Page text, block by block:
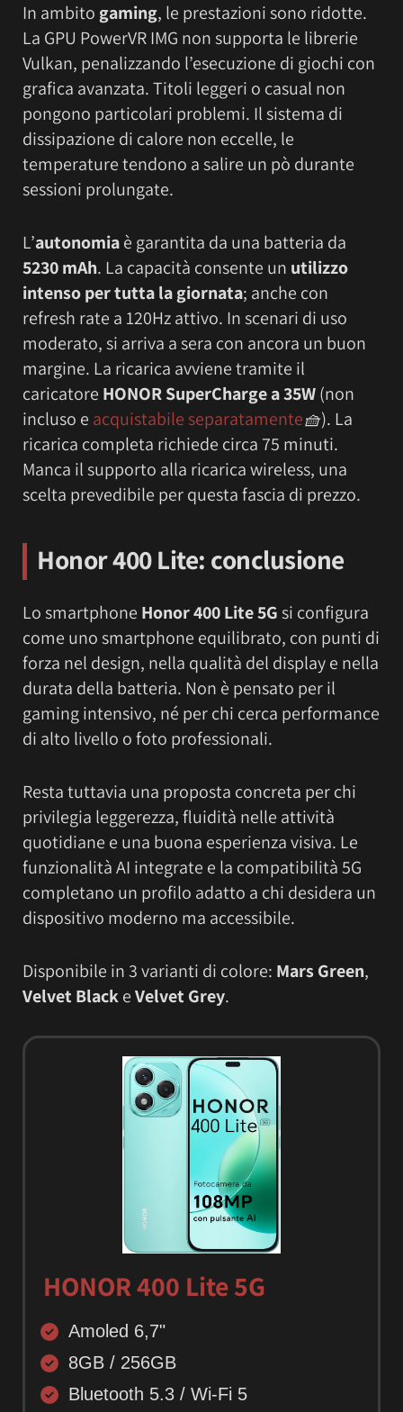
In ambito gaming, le prestazioni sono ridotte.
La GPU PowerVR IMG non supporta le librerie
Vulkan, penalizzando l’esecuzione di giochi con
grafica avanzata. Titoli leggeri o casual non
pongono particolari problemi. Il sistema di
dissipazione di calore non eccelle, le
temperature tendono a salire un pò durante
sessioni prolungate.
L’autonomiaè garantita da una batteria da
5230 mAh. La capacità consente un utilizzo
intenso per tutta la giornata; anche con
refresh rate a 120Hz attivo. In scenari di uso
moderato, si arriva a sera con ancora un buon
margine. La ricarica avviene tramite il
caricatore HONOR SuperCharge a 35W(non
incluso e acquistabile separatamente🧺). La
ricarica completa richiede circa 75 minuti.
Manca il supporto alla ricarica wireless, una
scelta prevedibile per questa fascia di prezzo.
Honor 400 Lite: conclusione
Lo smartphone Honor 400 Lite 5Gsi configura
come uno smartphone equilibrato, con punti di
forza nel design, nella qualità del display e nella
durata della batteria. Non è pensato per il
gaming intensivo, né per chi cerca performance
di alto livello o foto professionali.
Resta tuttavia una proposta concreta per chi
privilegia leggerezza, fluidità nelle attività
quotidiane e una buona esperienza visiva. Le
funzionalità AI integrate e la compatibilità 5G
completano un profilo adatto a chi desidera un
dispositivo moderno ma accessibile.
Disponibile in 3 varianti di colore: Mars Green,
Velvet BlackeVelvet Grey.
HONOR 400 Lite 5G
Amoled 6,7"
8GB / 256GB
Bluetooth 5.3 / Wi-Fi 5